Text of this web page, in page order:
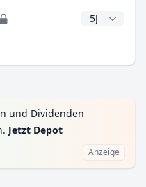
CAGR Jahre
und Dividenden
Jetzt Depot
Anzeige